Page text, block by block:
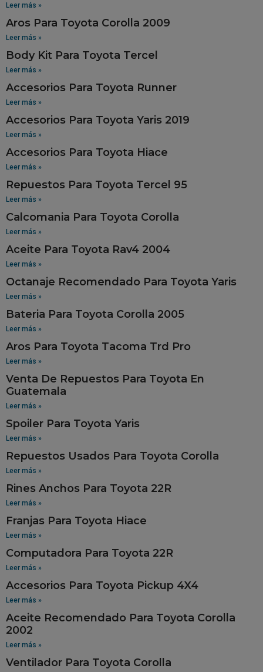
Leer más »
Aros Para Toyota Corolla 2009
Leer más »
Body Kit Para Toyota Tercel
Leer más »
Accesorios Para Toyota Runner
Leer más »
Accesorios Para Toyota Yaris 2019
Leer más »
Accesorios Para Toyota Hiace
Leer más »
Repuestos Para Toyota Tercel 95
Leer más »
Calcomania Para Toyota Corolla
Leer más »
Aceite Para Toyota Rav4 2004
Leer más »
Octanaje Recomendado Para Toyota Yaris
Leer más »
Bateria Para Toyota Corolla 2005
Leer más »
Aros Para Toyota Tacoma Trd Pro
Leer más »
Venta De Repuestos Para Toyota En
Guatemala
Leer más »
Spoiler Para Toyota Yaris
Leer más »
Repuestos Usados Para Toyota Corolla
Leer más »
Rines Anchos Para Toyota 22R
Leer más »
Franjas Para Toyota Hiace
Leer más »
Computadora Para Toyota 22R
Leer más »
Accesorios Para Toyota Pickup 4X4
Leer más »
Aceite Recomendado Para Toyota Corolla
2002
Leer más »
Ventilador Para Toyota Corolla